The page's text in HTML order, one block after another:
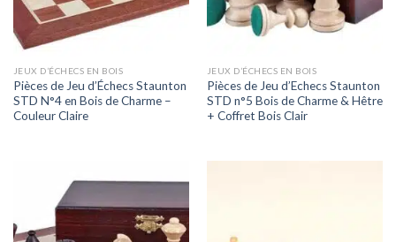
JEUX D’ÉCHECS EN BOIS
Pièces de Jeu d’Échecs Staunton
STD N°4 en Bois de Charme –
Couleur Claire
JEUX D’ÉCHECS EN BOIS
Pièces de Jeu d’Echecs Staunton
STD n°5 Bois de Charme & Hêtre
+ Coffret Bois Clair